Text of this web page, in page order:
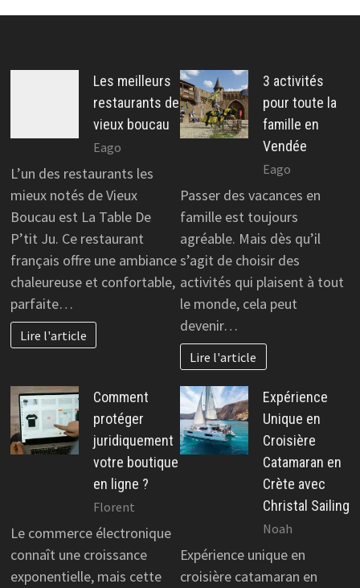
Les meilleurs
restaurants de
vieux boucau
Eago
L’un des restaurants les
mieux notés de Vieux
Boucau est La Table De
P’tit Ju. Ce restaurant
français offre une ambiance
chaleureuse et confortable,
parfaite…
Lire l'article
3 activités
pour toute la
famille en
Vendée
Eago
Passer des vacances en
famille est toujours
agréable. Mais dès qu’il
s’agit de choisir des
activités qui plaisent à tout
le monde, cela peut
devenir…
Lire l'article
Comment
protéger
juridiquement
votre boutique
en ligne ?
Florent
Le commerce électronique
connaît une croissance
exponentielle, mais cette
Expérience
Unique en
Croisière
Catamaran en
Crète avec
Christal Sailing
Noah
Expérience unique en
croisière catamaran en